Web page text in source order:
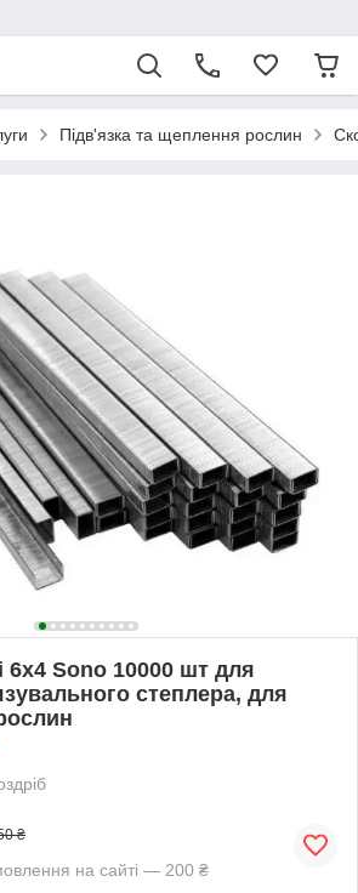
Підв'язка та щеплення рослин
6x4 Sono 10000 шт для
степлера, для
₴
на сайті — 200 ₴